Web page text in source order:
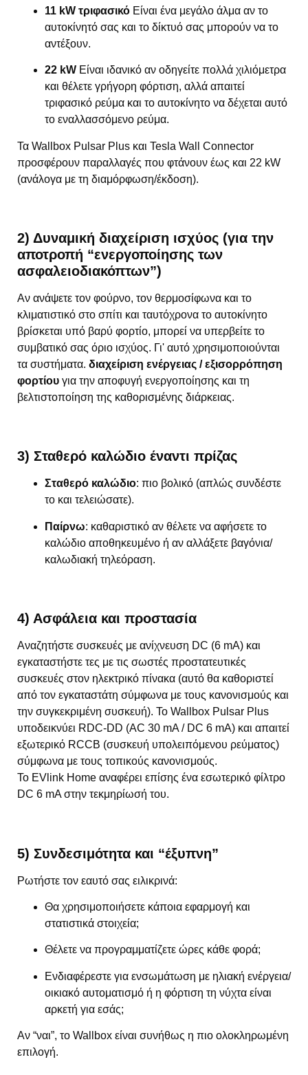
11 kW τριφασικό Είναι ένα μεγάλο άλμα αν το
αυτοκίνητό σας και το δίκτυό σας μπορούν να το
αντέξουν.
22 kW Είναι ιδανικό αν οδηγείτε πολλά χιλιόμετρα
και θέλετε γρήγορη φόρτιση, αλλά απαιτεί
τριφασικό ρεύμα και το αυτοκίνητο να δέχεται αυτό
το εναλλασσόμενο ρεύμα.
Τα Wallbox Pulsar Plus και Tesla Wall Connector
προσφέρουν παραλλαγές που φτάνουν έως και 22 kW
(ανάλογα με τη διαμόρφωση/έκδοση).
2) Δυναμική διαχείριση ισχύος (για την
αποτροπή “ενεργοποίησης των
ασφαλειοδιακόπτων”)
Αν ανάψετε τον φούρνο, τον θερμοσίφωνα και το
κλιματιστικό στο σπίτι και ταυτόχρονα το αυτοκίνητο
βρίσκεται υπό βαρύ φορτίο, μπορεί να υπερβείτε το
συμβατικό σας όριο ισχύος. Γι' αυτό χρησιμοποιούνται
τα συστήματα. διαχείριση ενέργειας / εξισορρόπηση
φορτίου για την αποφυγή ενεργοποίησης και τη
βελτιστοποίηση της καθορισμένης διάρκειας.
3) Σταθερό καλώδιο έναντι πρίζας
Σταθερό καλώδιο: πιο βολικό (απλώς συνδέστε
το και τελειώσατε).
Παίρνω: καθαριστικό αν θέλετε να αφήσετε το
καλώδιο αποθηκευμένο ή αν αλλάξετε βαγόνια/
καλωδιακή τηλεόραση.
4) Ασφάλεια και προστασία
Αναζητήστε συσκευές με ανίχνευση DC (6 mA) και
εγκαταστήστε τες με τις σωστές προστατευτικές
συσκευές στον ηλεκτρικό πίνακα (αυτό θα καθοριστεί
από τον εγκαταστάτη σύμφωνα με τους κανονισμούς και
την συγκεκριμένη συσκευή). Το Wallbox Pulsar Plus
υποδεικνύει RDC-DD (AC 30 mA / DC 6 mA) και απαιτεί
εξωτερικό RCCB (συσκευή υπολειπόμενου ρεύματος)
σύμφωνα με τους τοπικούς κανονισμούς.
Το EVlink Home αναφέρει επίσης ένα εσωτερικό φίλτρο
DC 6 mA στην τεκμηρίωσή του.
5) Συνδεσιμότητα και “έξυπνη”
Ρωτήστε τον εαυτό σας ειλικρινά:
Θα χρησιμοποιήσετε κάποια εφαρμογή και
στατιστικά στοιχεία;
Θέλετε να προγραμματίζετε ώρες κάθε φορά;
Ενδιαφέρεστε για ενσωμάτωση με ηλιακή ενέργεια/
οικιακό αυτοματισμό ή η φόρτιση τη νύχτα είναι
αρκετή για εσάς;
Αν “ναι”, το Wallbox είναι συνήθως η πιο ολοκληρωμένη
επιλογή.